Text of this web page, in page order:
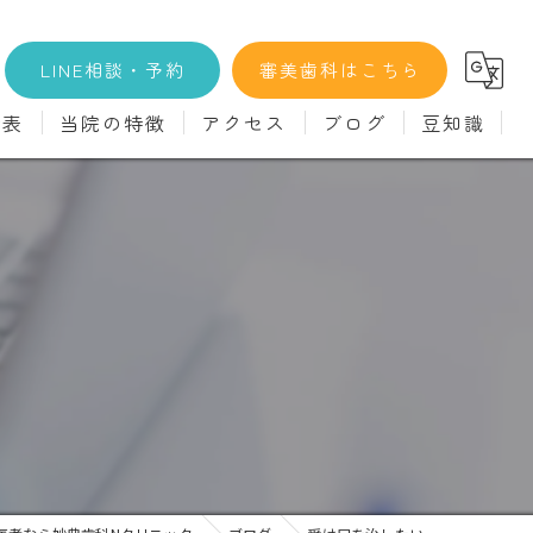
LINE相談・予約 審美歯科はこちら
当院の特徴 アクセス ブログ 豆知識